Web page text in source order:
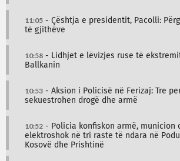
11:05 - Çështja e presidentit, Pacolli:
të gjithëve
10:58 - Lidhjet e lëvizjes ruse të
Ballkanin
10:53 - Aksion i Policisë në Ferizaj: Tre
sekuestrohen drogë dhe armë
10:52 - Policia konfiskon armë, municion
elektroshok në tri raste të ndara në
Kosovë dhe Prishtinë